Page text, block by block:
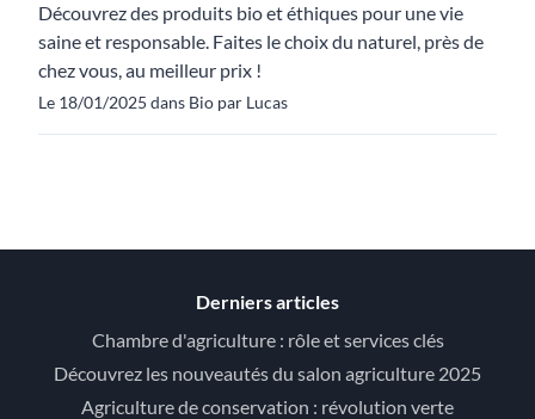
Découvrez des produits bio et éthiques pour une vie
saine et responsable. Faites le choix du naturel, près de
chez vous, au meilleur prix !
Le 18/01/2025 dans Bio par Lucas
Derniers articles
Chambre d'agriculture : rôle et services clés
Découvrez les nouveautés du salon agriculture 2025
Agriculture de conservation : révolution verte